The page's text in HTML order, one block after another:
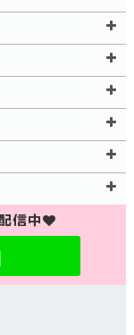
信中